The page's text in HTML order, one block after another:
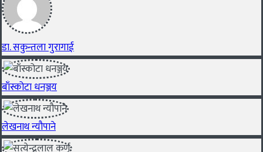
डा. सकुन्तला गुरागाई
बाँस्कोटा धनञ्जय
लेखनाथ न्यौपाने